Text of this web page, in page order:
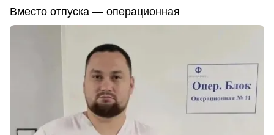
Вместо отпуска — операционная